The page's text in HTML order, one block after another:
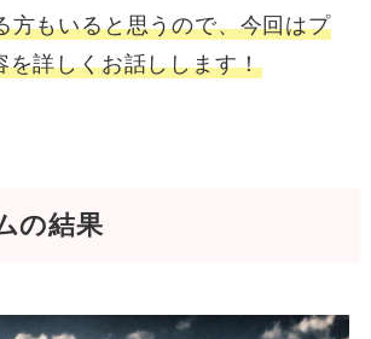
方もいると思うので、今回はプ
を詳しくお話しします！
の結果